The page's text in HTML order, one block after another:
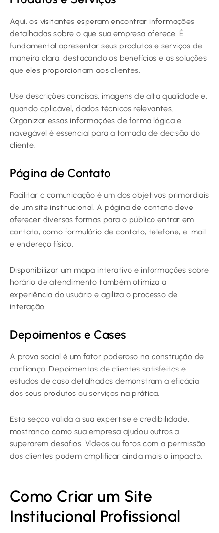
Aqui, os visitantes esperam encontrar informações
detalhadas sobre o que sua empresa oferece. É
fundamental apresentar seus produtos e serviços de
maneira clara, destacando os benefícios e as soluções
que eles proporcionam aos clientes.
Use descrições concisas, imagens de alta qualidade e,
quando aplicável, dados técnicos relevantes.
Organizar essas informações de forma lógica e
navegável é essencial para a tomada de decisão do
cliente.
Página de Contato
Facilitar a comunicação é um dos objetivos primordiais
de um site institucional. A página de contato deve
oferecer diversas formas para o público entrar em
contato, como formulário de contato, telefone, e-mail
e endereço físico.
Disponibilizar um mapa interativo e informações sobre
horário de atendimento também otimiza a
experiência do usuário e agiliza o processo de
interação.
Depoimentos e Cases
A prova social é um fator poderoso na construção de
confiança. Depoimentos de clientes satisfeitos e
estudos de caso detalhados demonstram a eficácia
dos seus produtos ou serviços na prática.
Esta seção valida a sua expertise e credibilidade,
mostrando como sua empresa ajudou outros a
superarem desafios. Vídeos ou fotos com a permissão
dos clientes podem amplificar ainda mais o impacto.
Como Criar um Site
Institucional Profissional